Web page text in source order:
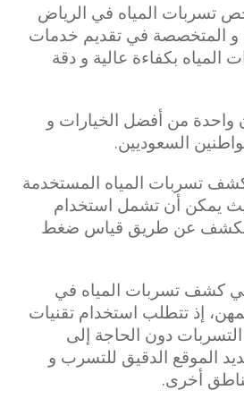
تسربات المياه في الرياض
و المتخصصة في تقديم خدمات
بكفاءة عالية و دقة
واحدة من أفضل الخيارات و
السعوديين.
تسربات المياه المستخدمة
يمكن أن تشمل استخدام
عن طريق قياس ضغط
كشف تسربات المياه في
إذ تتطلب استخدام تقنيات
دون الحاجة إلى
الموقع الدقيق للتسرب و
أخرى.